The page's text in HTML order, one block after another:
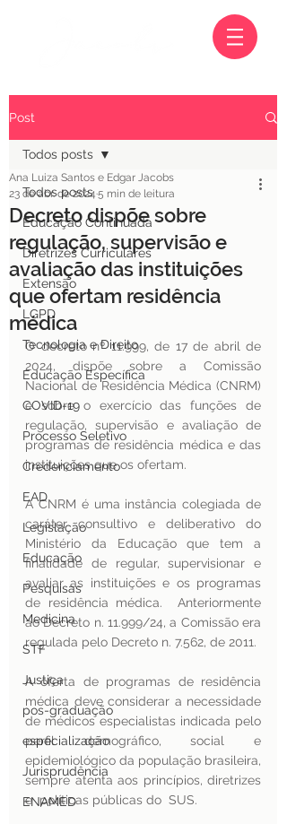
Post
Todos posts
Educação Continuada
Diretrizes Curriculares
Extensão
LGPD
Tecnologia e Direito
Educação Específica
COVID-19
Processo Seletivo
Credenciamento
EAD
Legislação
Educação
Pesquisas
Medicina
STF
Justiça
pos-graduação
especialização
Jurisprudência
ENAMED
Todos posts
Decreto dispõe sobre
regulação, supervisão e
avaliação das instituições
que ofertam residência
médica
Ana Luiza Santos e Edgar Jacobs
23 de abr. de 2024 5 min de leitura
O decreto nº 11.999, de 17 de abril de
2024, dispõe sobre a Comissão
Nacional de Residência Médica (CNRM)
e sobre o exercício das funções de
regulação, supervisão e avaliação de
programas de residência médica e das
instituições que os ofertam.
A CNRM é uma instância colegiada de
caráter consultivo e deliberativo do
Ministério da Educação que tem a
finalidade de regular, supervisionar e
avaliar as instituições e os programas
de residência médica.  Anteriormente
ao Decreto n. 11.999/24, a Comissão era
regulada pelo Decreto n. 7.562, de 2011.
A oferta de programas de residência
médica deve considerar a necessidade
de médicos especialistas indicada pelo
perfil demográfico, social e
epidemiológico da população brasileira,
sempre atenta aos princípios, diretrizes
e  políticas públicas do  SUS.